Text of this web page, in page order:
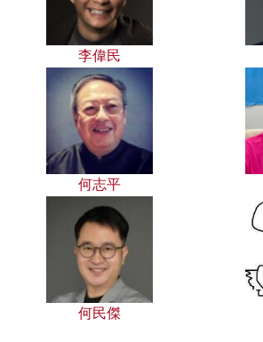
李偉民
何志平
何民傑